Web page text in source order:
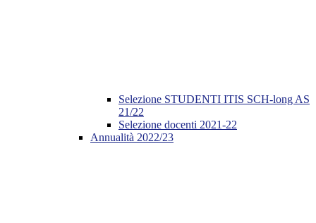
Selezione STUDENTI ITIS SCH-long AS
21/22
Selezione docenti 2021-22
Annualità 2022/23